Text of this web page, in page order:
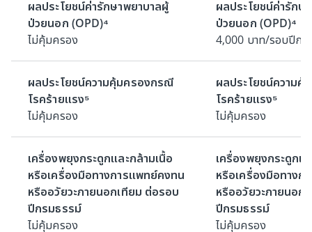
ผลประโยชน์ค่ารักษาพยาบาลผู้
ป่วยนอก (OPD)⁴
ไม่คุ้มครอง
ผลประโยชน์ความคุ้มครองกรณี
โรคร้ายแรง⁵
ไม่คุ้มครอง
เครื่องพยุงกระดูกและกล้ามเนื้อ
หรือเครื่องมือทางการแพทย์คงทน
หรืออวัยวะภายนอกเทียม ต่อรอบ
ปีกรมธรรม์
ไม่คุ้มครอง
ผลประโยชน์ค่ารักษ
ป่วยนอก (OPD)⁴
4,000 บาท/รอบปีกร
ผลประโยชน์ความ
โรคร้ายแรง⁵
ไม่คุ้มครอง
เครื่องพยุงกระดูกแ
หรือเครื่องมือทางก
หรืออวัยวะภายนอก
ปีกรมธรรม์
ไม่คุ้มครอง